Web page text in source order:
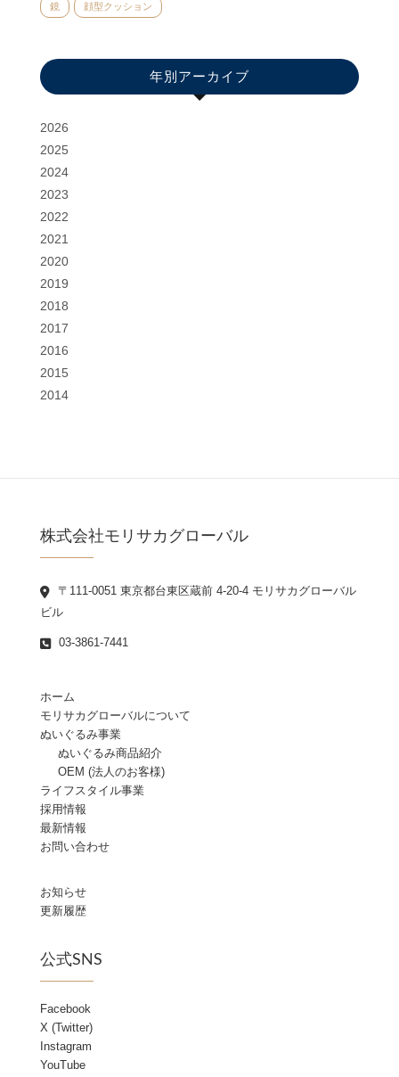
鏡 顔型クッション
年別アーカイブ
2026
2025
2024
2023
2022
2021
2020
2019
2018
2017
2016
2015
2014
株式会社モリサカグローバル
〒111-0051 東京都台東区蔵前 4-20-4 モリサカグローバル
ビル
03-3861-7441
ホーム
モリサカグローバルについて
ぬいぐるみ事業
ぬいぐるみ商品紹介
OEM (法人のお客様)
ライフスタイル事業
採用情報
最新情報
お問い合わせ
お知らせ
更新履歴
公式SNS
Facebook
X (Twitter)
Instagram
YouTube